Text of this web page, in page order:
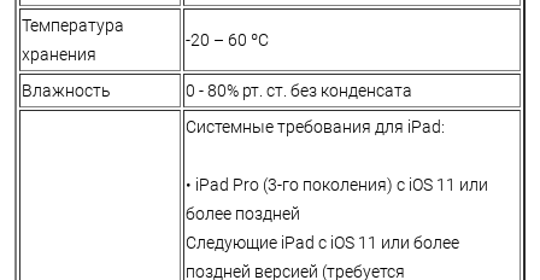
Температура
хранения
-20 – 60 ºC
Влажность 0 - 80% рт. ст. без конденсата
Системные требования для iPad:
• iPad Pro (3-го поколения) с iOS 11 или
более поздней
Следующие iPad с iOS 11 или более
поздней версией (требуется